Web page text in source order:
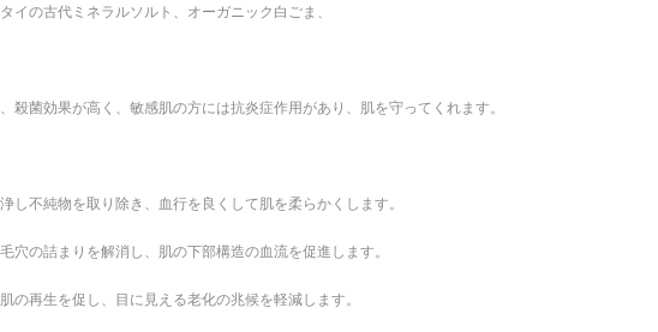
イの古代ミネラルソルト、オーガニック白ごま、
殺菌効果が高く、敏感肌の方には抗炎症作用があり、肌を守ってくれます。
し不純物を取り除き、血行を良くして肌を柔らかくします。
穴の詰まりを解消し、肌の下部構造の血流を促進します。
の再生を促し、目に見える老化の兆候を軽減します。